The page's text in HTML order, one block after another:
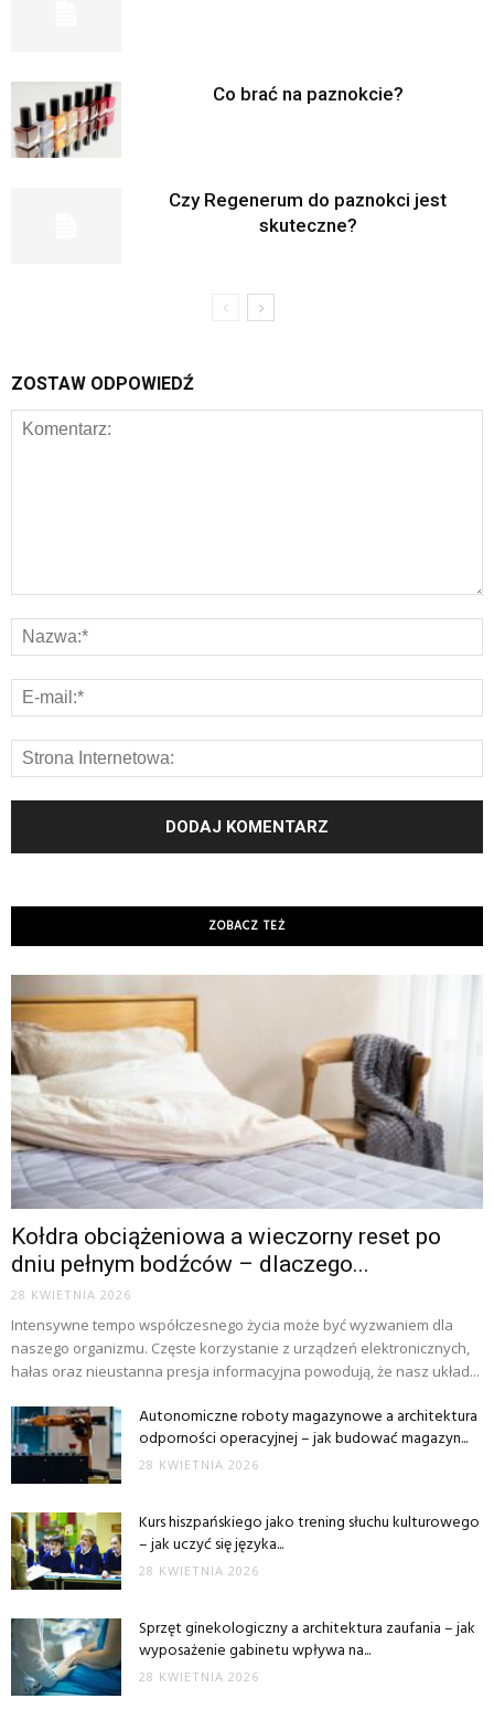
Co brać na paznokcie?
Czy Regenerum do paznokci jest
skuteczne?
ZOSTAW ODPOWIEDŹ
ZOBACZ TEŻ
Kołdra obciążeniowa a wieczorny reset po
dniu pełnym bodźców – dlaczego...
28 KWIETNIA 2026
Intensywne tempo współczesnego życia może być wyzwaniem dla
naszego organizmu. Częste korzystanie z urządzeń elektronicznych,
hałas oraz nieustanna presja informacyjna powodują, że nasz układ...
Autonomiczne roboty magazynowe a architektura
odporności operacyjnej – jak budować magazyn...
28 KWIETNIA 2026
Kurs hiszpańskiego jako trening słuchu kulturowego
– jak uczyć się języka...
28 KWIETNIA 2026
Sprzęt ginekologiczny a architektura zaufania – jak
wyposażenie gabinetu wpływa na...
28 KWIETNIA 2026